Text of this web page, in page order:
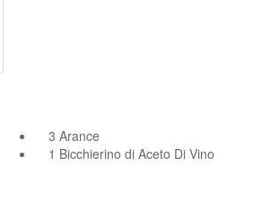
3 Arance
1 Bicchierino di Aceto Di Vino